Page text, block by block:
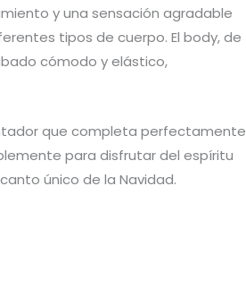
y una sensación agradable
tipos de cuerpo. El body, de
cómodo y elástico,
que completa perfectamente
para disfrutar del espíritu
único de la Navidad.